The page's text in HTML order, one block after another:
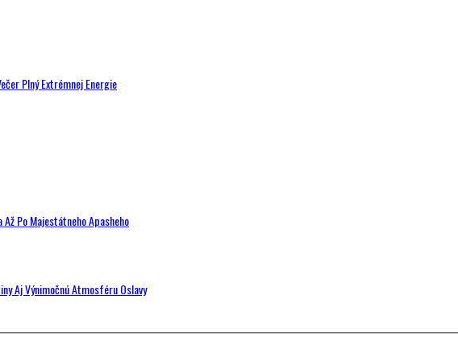
Plný Extrémnej Energie
Po Majestátneho Apasheho
Aj Výnimočnú Atmosféru Oslavy